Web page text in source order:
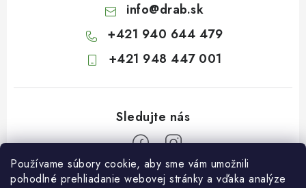
Používame súbory cookie, aby sme vám umožnili
pohodlné prehliadanie webovej stránky a vďaka analýze
info@drab.sk
+421 940 644 479
+421 948 447 001